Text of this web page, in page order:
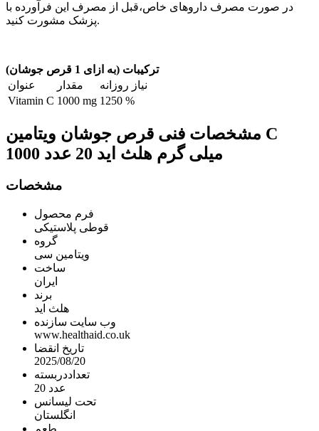
در صورت مصرف داروهای خاص،قبل از مصرف این فرآورده با
پزشک مشورت کنید.
ترکیبات (به ازای 1 قرص جوشان
)
عنوان
مقدار
نیاز روزانه
Vitamin C 1000 mg 1250 %
مشخصات فنی قرص جوشان ویتامین C
1000 میلی گرم هلث اید 20 عدد
مشخصات
فرم محصول
قوطی پلاستیکی
گروه
ویتامین سی
ساخت
ایران
برند
هلث اید
وب سایت سازنده
www.healthaid.co.uk
تاریخ انقضا
2025/08/20
تعداددربسته
20 عدد
تحت لیسانس
انگلستان
طعم